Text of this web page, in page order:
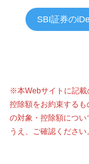
SBI証券の
※本Webサイトに記載
控除額をお約束する
の対象・控除額につ
うえ、ご確認ください